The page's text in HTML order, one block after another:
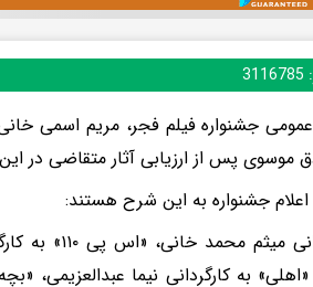
3116785
عمومی جشنواره فیلم فجر، مریم اسمی
پس از ارزیابی آثار متقاضی در
جشنواره به این شرح هستند:
«ابله» به
به کارگردانی نیما عبدالعزیمی،